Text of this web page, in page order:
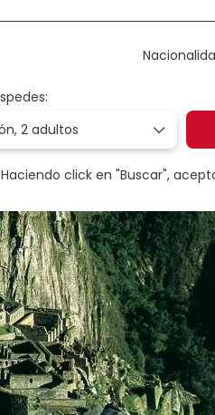
2 adultos
Haciendo click en "Buscar",